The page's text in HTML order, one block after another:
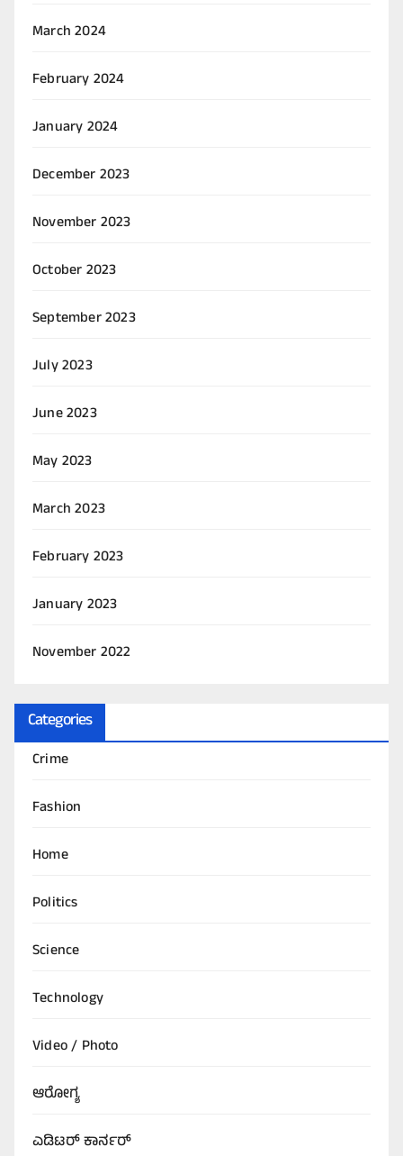
March 2024
February 2024
January 2024
December 2023
November 2023
October 2023
September 2023
July 2023
June 2023
May 2023
March 2023
February 2023
January 2023
November 2022
Categories
Crime
Fashion
Home
Politics
Science
Technology
Video / Photo
ಆರೋಗ್ಯ
ಎಡಿಟರ್‌ ಕಾರ್ನರ್